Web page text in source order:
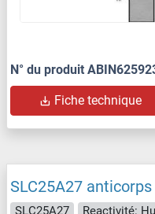
N° du produit
Fiche technique
SLC25A27
SLC25A27